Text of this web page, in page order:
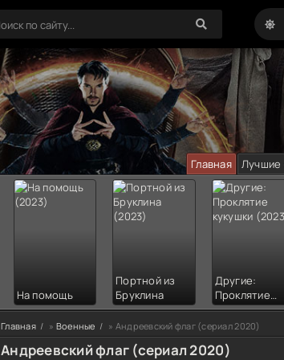
Главная Лучшие
На помощь
Портной из
Бруклина
Другие:
Проклятие
кукушки
Главная » Военные » Андреевский флаг (сериал 2020)
Андреевский флаг (сериал 2020)